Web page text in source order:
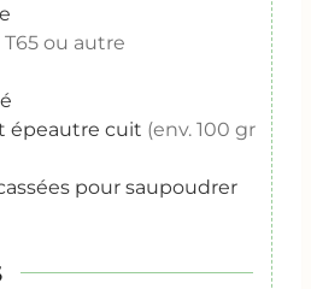
T65 ou autre
épeautre cuit (env. 100 gr
pour saupoudrer